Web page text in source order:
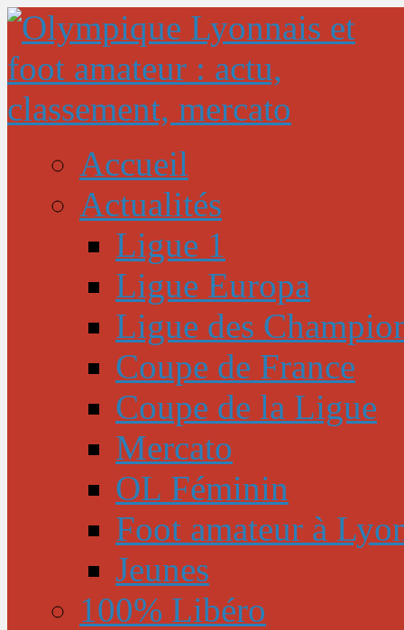
Accueil
Actualités
Ligue 1
Ligue Europa
Ligue des
Coupe de France
Coupe de la Ligue
Mercato
OL Féminin
Foot amateur à
Jeunes
100% Libéro